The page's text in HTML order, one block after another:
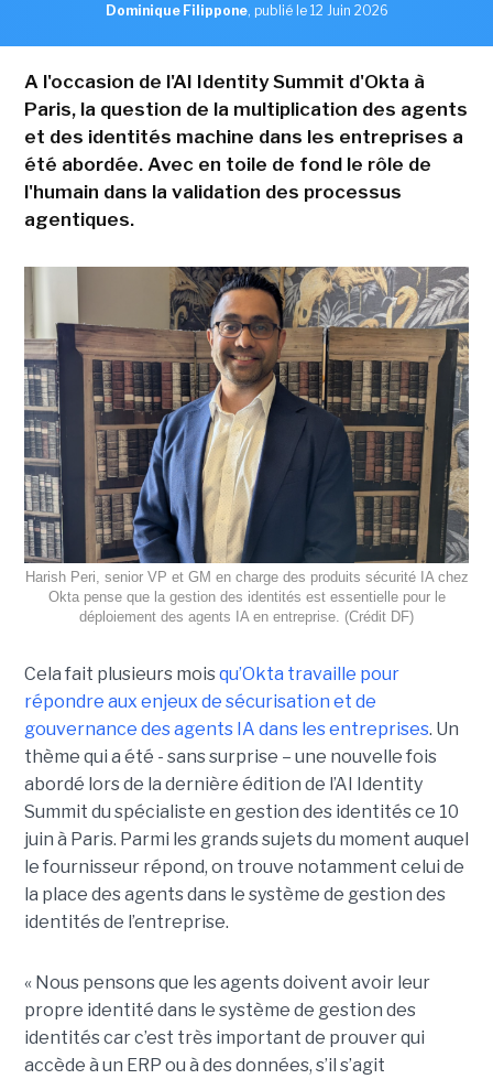
Dominique Filippone, publié le 12 Juin 2026
A l'occasion de l'AI Identity Summit d'Okta à
Paris, la question de la multiplication des agents
et des identités machine dans les entreprises a
été abordée. Avec en toile de fond le rôle de
l'humain dans la validation des processus
agentiques.
Harish Peri, senior VP et GM en charge des produits sécurité IA chez
Okta pense que la gestion des identités est essentielle pour le
déploiement des agents IA en entreprise. (Crédit DF)
Cela fait plusieurs moisqu’Okta travaille pour
répondre aux enjeux de sécurisation et de
gouvernance des agents IA dans les entreprises. Un
thème qui a été - sans surprise – une nouvelle fois
abordé lors de la dernière édition de l’AI Identity
Summit du spécialiste en gestion des identités ce 10
juin à Paris. Parmi les grands sujets du moment auquel
le fournisseur répond, on trouve notamment celui de
la place des agents dans le système de gestion des
identités de l’entreprise.
« Nous pensons que les agents doivent avoir leur
propre identité dans le système de gestion des
identités car c’est très important de prouver qui
accède à un ERP ou à des données, s’il s’agit